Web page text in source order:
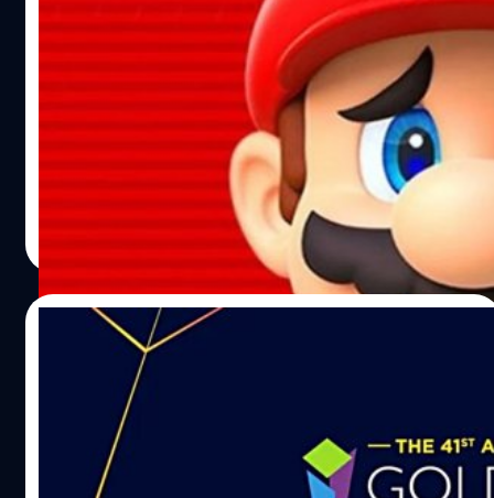
อดีตทีมงานบอกค่าย Nintendo เป็น “นรก”
สำหรับ “คนธรรมดา” แต่เป็นสวรรค์สำหรับ
อัจฉริยะ
เชื่อว่าแฟนเกมทั่วโลกหลายคนคงจะฝันว่าจะได้ทำงานร่วมกับ
ค่ายเกมที่ตัวเองหลงรัก โดยเฉพาะค่ายเก่าแก่อย่าง Nintendo
แต่ดูเหมือนว่าการ่วมงานกับค่ายเกมในตำนานอาจจะไม่ได้
สวยหรูอย่างที่แฟนเกมคิด เพราะว่าล่าสุดอดีตทีมงานของค่าย
Nintendo อย่าง โคอิจิ มิอุระ (Koichi Miura) ที่เขาทำงานใน
วงการเกมมาตั้งแต่ปี 1999 ที่มีผลงานดังมาแล้วหลายเกมใน
หลากหลายค่ายเช่น 'Ridge Racer V', 'R: Racing Evolution'
และ 'Time Crisis 5' ร่วมกับค่าย Bandai Namco และยังเคย
ร่วมงานสร้าง 'Kingdom Hearts 2' และ 'Kingdom Hearts 3'
กับค่าย Square Enix ด้วย นอกจากนี้มิอุระเคยร่วมงานสร้าง
เกม 'The Legend of Zelda: Tears of the Kingdom' ในส่วน
ของงานออกแบบฉากในเกม แต่หลังจากเขาได้ลาออกจาก
Nintendo แล้วเขาได้โพสต์ข้อความผ่าน X (ชื่อเดิม Twitter)…
วงศกร ปฐมชัยวัฒน์| 994 days ago
11/11/2023
ประกาศผลผู้ชนะรางวัล “Golden Joystick
Awards 2023” ที่เกมดังได้รางวัลตามคาด
ในปี 2023 ก็เป็นอีกหนึ่งปีที่มีเกมฟอร์มดีออกมามากมาย และ
มีเกมที่ได้คะแนนรีวิวสูงอยู่หลายสิบเกม อย่างไรก็ตามรางวัล